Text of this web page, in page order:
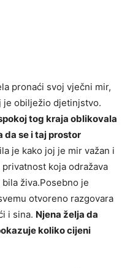
pronaći svoj vječni mir,
je obilježio djetinjstvo.
tog kraja oblikovala
da se i taj prostor
je kako joj je mir važan i
koja odražava
živa.Posebno je
otvoreno razgovara
i sina. Njena želja da
koliko cijeni